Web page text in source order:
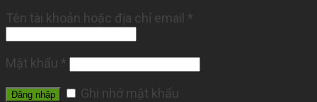
Tên tài khoản hoặc địa chỉ email *
Mật khẩu *
Đăng nhập Ghi nhớ mật khẩu